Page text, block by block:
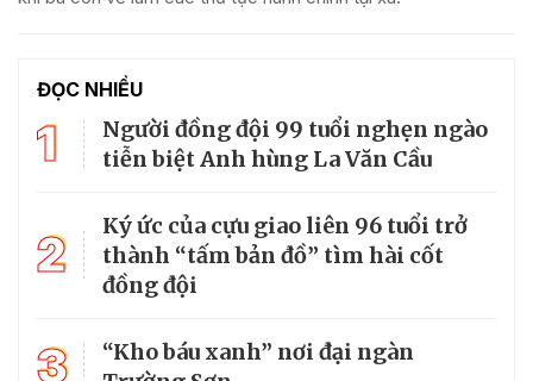
ĐỌC NHIỀU
1
Người đồng đội 99 tuổi nghẹn ngào
tiễn biệt Anh hùng La Văn Cầu
2
Ký ức của cựu giao liên 96 tuổi trở
thành “tấm bản đồ” tìm hài cốt
đồng đội
3
“Kho báu xanh” nơi đại ngàn